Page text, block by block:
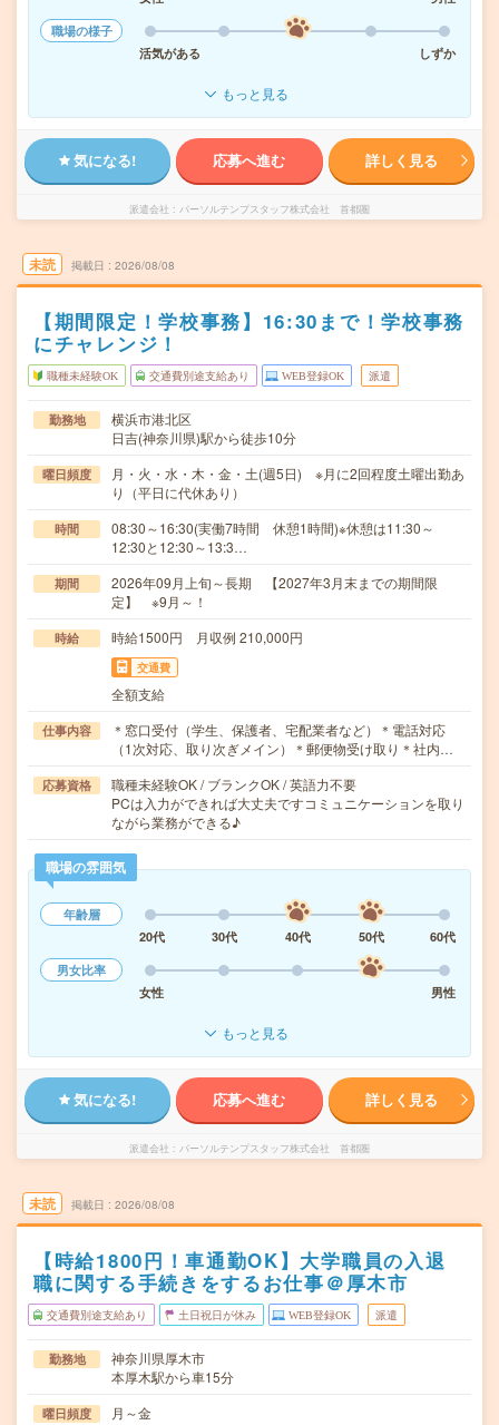
職場の様子
活気がある
しずか
もっと見る
気になる! 応募へ進む 詳しく見る
派遣会社 パーソルテンプスタッフ株式会社 首都圏
未読 掲載日 2026/08/08
【期間限定！学校事務】16:30まで！学校事務
にチャレンジ！
職種未経験OK 交通費別途支給あり WEB登録OK 派遣
勤務地
横浜市港北区
日吉(神奈川県)駅から徒歩10分
曜日頻度
月・火・水・木・金・土(週5日) ※月に2回程度土曜出勤あ
り（平日に代休あり）
時間
08:30～16:30(実働7時間 休憩1時間)※休憩は11:30～
12:30と12:30～13:3…
期間
2026年09月上旬～長期 【2027年3月末までの期間限
定】 ※9月～！
時給 時給1500円 月収例 210,000円
交通費
全額支給
仕事内容
＊窓口受付（学生、保護者、宅配業者など）＊電話対応
（1次対応、取り次ぎメイン）＊郵便物受け取り＊社内…
応募資格
職種未経験OK / ブランクOK / 英語力不要
PCは入力ができれば大丈夫ですコミュニケーションを取り
ながら業務ができる♪
職場の雰囲気
年齢層
20代
30代 40代 50代
60代
男女比率
女性
男性
もっと見る
気になる! 応募へ進む 詳しく見る
派遣会社 パーソルテンプスタッフ株式会社 首都圏
未読 掲載日 2026/08/08
【時給1800円！車通勤OK】大学職員の入退
職に関する手続きをするお仕事＠厚木市
交通費別途支給あり 土日祝日が休み WEB登録OK 派遣
勤務地
神奈川県厚木市
本厚木駅から車15分
曜日頻度 月～金